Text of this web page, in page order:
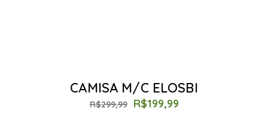
CAMISA M/C ELOSBI
R$299,99 R$199,99